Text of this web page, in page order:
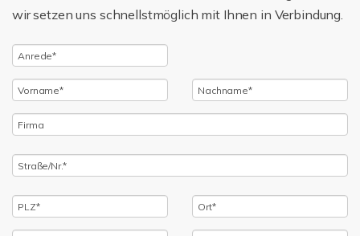
wir setzen uns schnellstmöglich mit Ihnen in Verbindung.